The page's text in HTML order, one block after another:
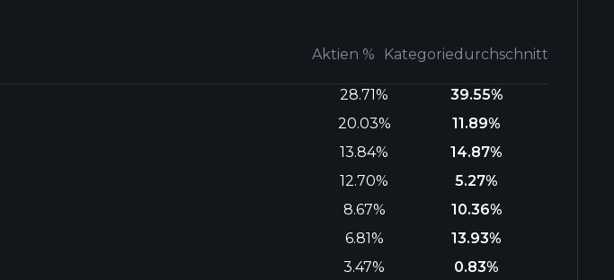
Aktien % Kategoriedurchschnitt
28.71%
39.55%
20.03%
11.89%
13.84%
14.87%
12.70%
5.27%
8.67%
10.36%
6.81%
13.93%
3.47%
0.83%